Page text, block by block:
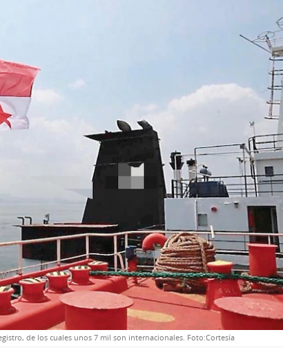
de los cuales unos 7 mil son internacionales. Foto:Cortesía